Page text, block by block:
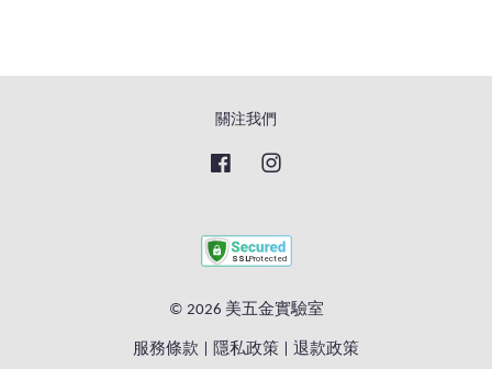
關注我們
Facebook
© 2026 美五金實驗室
服務條款 隱私政策 退款政策